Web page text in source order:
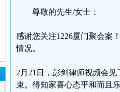
尊敬的先生/女士：
感谢您关注1226厦门聚会案
情况。
2月21日，彭剑律师视频会
束。得知家喜心态平和而且